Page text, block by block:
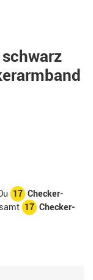
17 Checker-
17 Checker-